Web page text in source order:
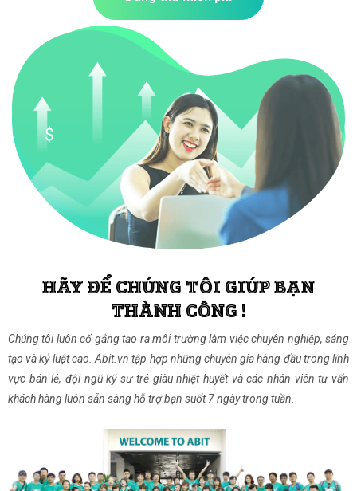
HÃY ĐỂ CHÚNG TÔI GIÚP BẠN
THÀNH CÔNG !
Chúng tôi luôn cố gắng tạo ra môi trường làm việc chuyên nghiệp, sáng
tạo và kỷ luật cao. Abit.vn tập hợp những chuyên gia hàng đầu trong lĩnh
vực bán lẻ, đội ngũ kỹ sư trẻ giàu nhiệt huyết và các nhân viên tư vấn
khách hàng luôn sẵn sàng hỗ trợ bạn suốt 7 ngày trong tuần.